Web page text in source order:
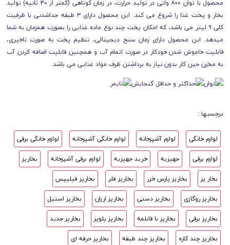
محصول با توان ۸۰۰ واتی در تولید حرارت، در زمان کوتاهی (کمتر از ۴۰ ثانیه) تولید
بخار و پخت غذا را شروع می کند. این محصول دارای ۳ طبقه جداشدنی با ظرفیت
کلی ۹ لیتر می باشد، که امکان پخت چند نوع ماده غذایی را بصورت همزمان به شما
میدهد. این محصول دارای زمان سنج دیجیتالی، تنظیم پخت به صورت تاخیری،
قابلیت خاموش شدن خودکار در صورت اتمام آب و همچنین قابلیت اضافه کردن آب
به مخزن حین کار بدون نیاز به برداشتن ظرف مواد غذایی می باشد.
برچسبها :
لوازم خانگی لوازم آشپزخانه لوازم خانگی آشپزخانه
لوازم خانگی برقی
لوازم برقی
جهیزیه خرید جهیزیه لوازم برقی آشپزخانه
بخارپز
بخار پز
بخارپز پارس خزر بخارپز فلر
بخارپز فیلیپس
بخارپز روگازی
بخارپز دستی بخارپز ارزان
بخارپز استیل
بخارپز برقی
بخارپز با قابلمه بخارپز پلوپز
بخارپز جدید
بخارپز چند کاره
بخارپز چند طبقه
بخارپز حرفه ای